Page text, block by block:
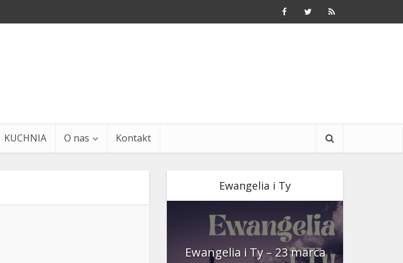
KUCHNIA O nas Kontakt
Ewangelia i Ty
Ewangelia i Ty – 23 marca